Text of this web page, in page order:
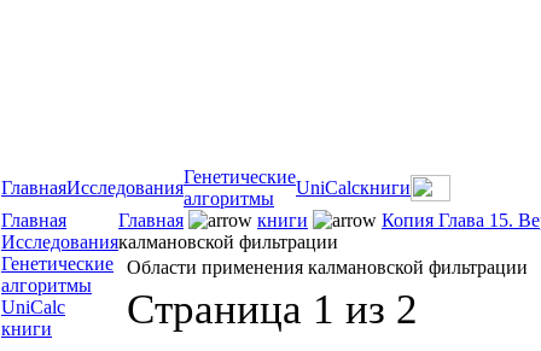
ГлавнаяИсследования
Генетические
алгоритмы
UniCalcкниги
Главная
Исследования
Генетические
алгоритмы
UniCalc
книги
Главная книги
Копия Глава 15.
калмановской фильтрации
Области применения калмановской фильтрации
Страница 1 из 2